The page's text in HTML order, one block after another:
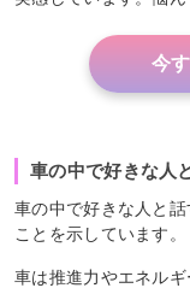
今
車の中で好きな人
車の中で好きな人と
ことを示しています。
車は推進力やエネル